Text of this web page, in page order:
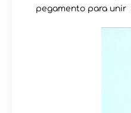
pegamento para unir